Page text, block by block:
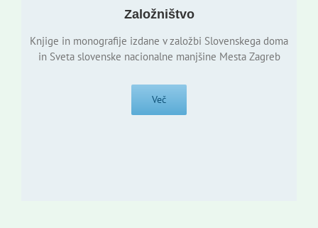
Založništvo
Knjige in monografije izdane v založbi Slovenskega doma
in Sveta slovenske nacionalne manjšine Mesta Zagreb
Več